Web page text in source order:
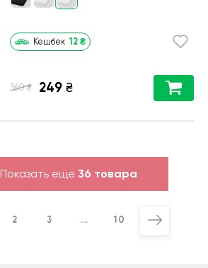
Кешбек 12 ₴
360 ₴ 249 ₴
Показать еще 36 товара
2 3 ... 10